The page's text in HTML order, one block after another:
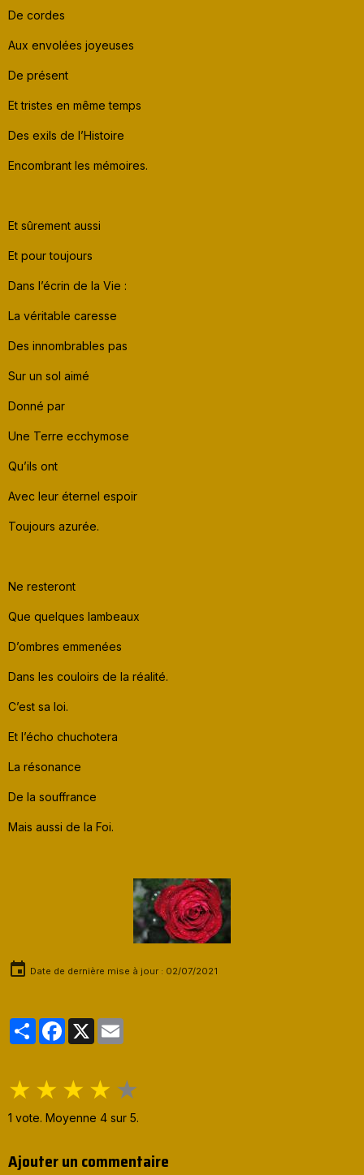
De cordes
Aux envolées joyeuses
De présent
Et tristes en même temps
Des exils de l’Histoire
Encombrant les mémoires.
Et sûrement aussi
Et pour toujours
Dans l’écrin de la Vie :
La véritable caresse
Des innombrables pas
Sur un sol aimé
Donné par
Une Terre ecchymose
Qu’ils ont
Avec leur éternel espoir
Toujours azurée.
Ne resteront
Que quelques lambeaux
D’ombres emmenées
Dans les couloirs de la réalité.
C’est sa loi.
Et l’écho chuchotera
La résonance
De la souffrance
Mais aussi de la Foi.
Date de dernière mise à jour : 02/07/2021
PartagerFacebook
X
★ ★ ★ ★ ★
1 vote. Moyenne 4 sur 5.
Ajouter un commentaire